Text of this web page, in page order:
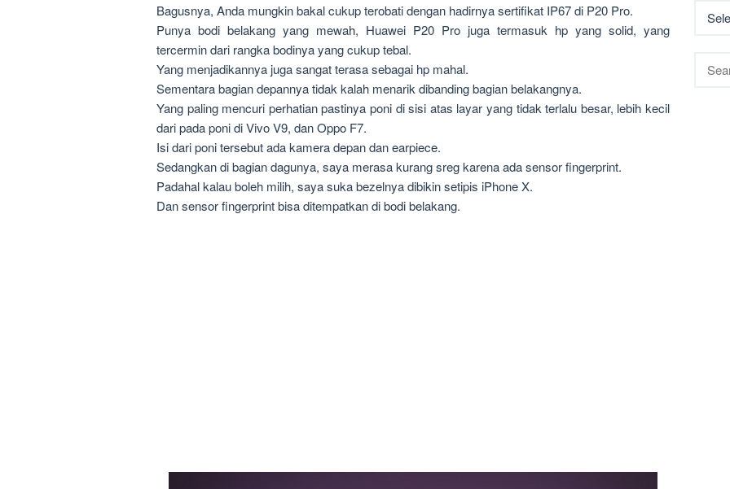
Bagusnya, Anda mungkin bakal cukup terobati dengan hadirnya sertifikat IP67 di P20 Pro.
Punya bodi belakang yang mewah, Huawei P20 Pro juga termasuk hp yang solid, yang
tercermin dari rangka bodinya yang cukup tebal.
Yang menjadikannya juga sangat terasa sebagai hp mahal.
Sementara bagian depannya tidak kalah menarik dibanding bagian belakangnya.
Yang paling mencuri perhatian pastinya poni di sisi atas layar yang tidak terlalu besar, lebih kecil
dari pada poni di Vivo V9, dan Oppo F7.
Isi dari poni tersebut ada kamera depan dan earpiece.
Sedangkan di bagian dagunya, saya merasa kurang sreg karena ada sensor fingerprint.
Padahal kalau boleh milih, saya suka bezelnya dibikin setipis iPhone X.
Dan sensor fingerprint bisa ditempatkan di bodi belakang.
for: